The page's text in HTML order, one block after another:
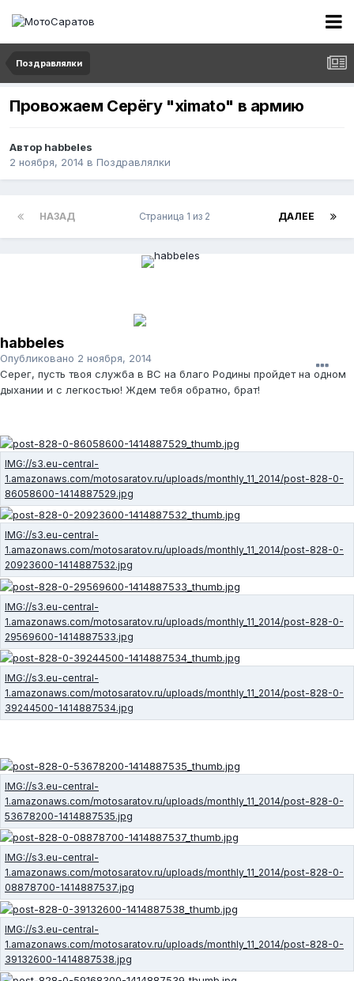
Поздравлялки
Провожаем Серёгу "ximato" в армию
Автор habbeles
2 ноября, 2014 в Поздравлялки
НАЗАД ДАЛЕЕ
Страница 1 из 2
habbeles
Опубликовано 2 ноября, 2014
Серег, пусть твоя служба в ВС на благо Родины пройдет на одном
дыхании и с легкостью! Ждем тебя обратно, брат!